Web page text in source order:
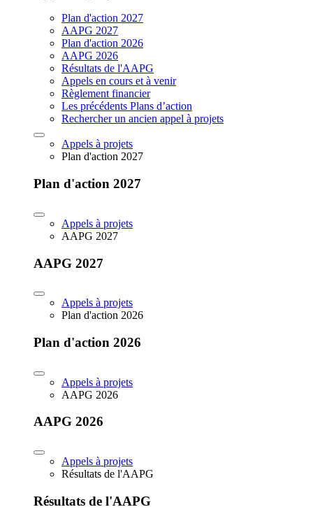
Plan d'action 2027
AAPG 2027
Plan d'action 2026
AAPG 2026
Résultats de l'AAPG
Appels en cours et à venir
Règlement financier
Les précédents Plans d’action
Rechercher un ancien appel à projets
Appels à projets
Plan d'action 2027
Plan d'action 2027
Appels à projets
AAPG 2027
AAPG 2027
Appels à projets
Plan d'action 2026
Plan d'action 2026
Appels à projets
AAPG 2026
AAPG 2026
Appels à projets
Résultats de l'AAPG
Résultats de l'AAPG